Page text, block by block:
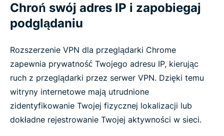
Chroń swój adres IP i zapobiegaj
podglądaniu
Rozszerzenie VPN dla przeglądarki Chrome
zapewnia prywatność Twojego adresu IP, kierując
ruch z przeglądarki przez serwer VPN. Dzięki temu
witryny internetowe mają utrudnione
zidentyfikowanie Twojej fizycznej lokalizacji lub
dokładne rejestrowanie Twojej aktywności w sieci.